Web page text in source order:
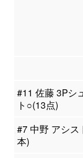
#11 佐藤 3Pシ
ト○(13点)
#7 中野 アシス
本)